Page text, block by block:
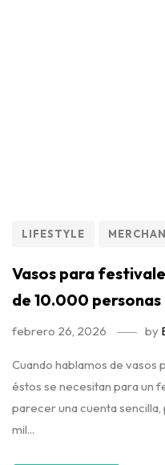
LIFESTYLE
Vasos para
de 10.000 personas
febrero 26, 2026 by
Cuando hablamos de vasos
éstos se necesitan para un
parecer una cuenta
mil...